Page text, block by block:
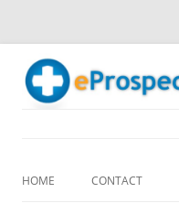
HOME CONTACT